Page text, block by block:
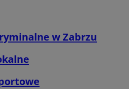
w Zabrzu